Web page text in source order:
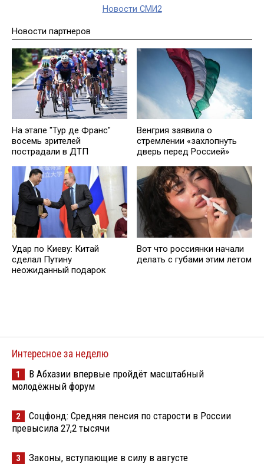
Новости СМИ2
Новости партнеров
На этапе "Тур де Франс"
восемь зрителей
пострадали в ДТП
Венгрия заявила о
стремлении «захлопнуть
дверь перед Россией»
Удар по Киеву: Китай
сделал Путину
неожиданный подарок
Вот что россиянки начали
делать с губами этим летом
Интересное за неделю
1
В Абхазии впервые пройдёт масштабный
молодёжный форум
2
Соцфонд: Средняя пенсия по старости в России
превысила 27,2 тысячи
3 Законы, вступающие в силу в августе